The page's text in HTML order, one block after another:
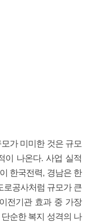
가 미미한 것은 규모
이 나온다. 사업 실적
한국전력, 경남은 한
로공사처럼 규모가 큰
전기관 효과 중 가장
순한 복지 성격의 나